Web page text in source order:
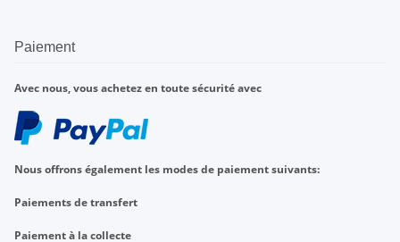
Paiement
Avec nous, vous achetez en toute sécurité avec
Nous offrons également les modes de paiement suivants:
Paiements de transfert
Paiement à la collecte